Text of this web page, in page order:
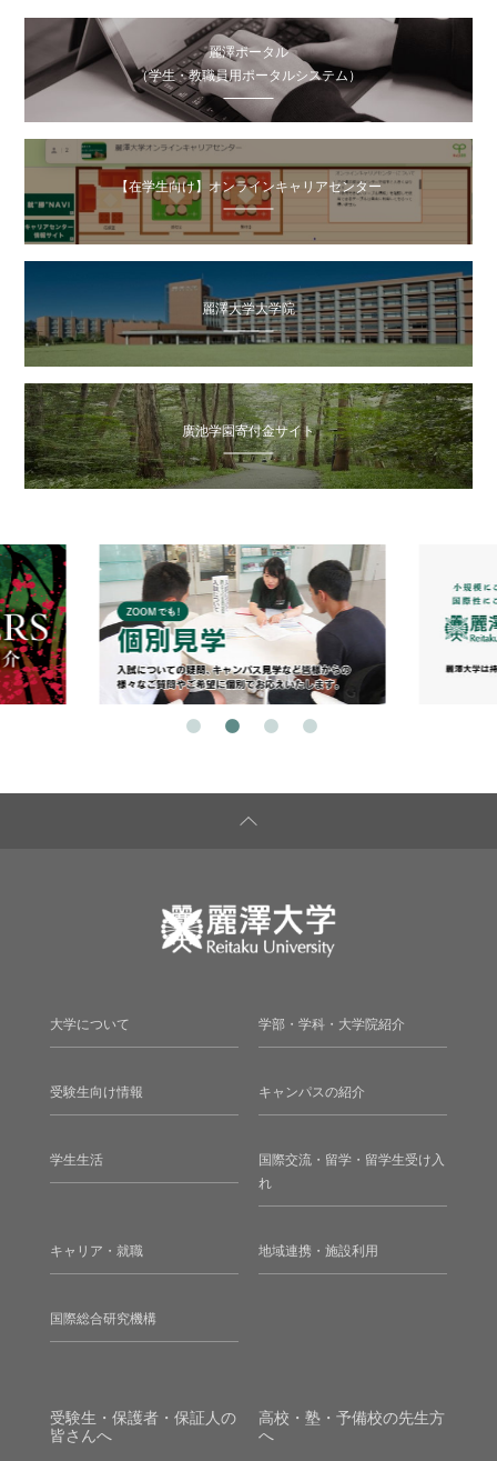
麗澤ポータル
（学生・教職員用ポータルシステム）
【在学生向け】オンラインキャリアセンター
麗澤大学大学院
廣池学園寄付金サイト
大学について 学部・学科・大学院紹介
受験生向け情報 キャンパスの紹介
学生生活
国際交流・留学・留学生受け入
れ
キャリア・就職 地域連携・施設利用
国際総合研究機構
受験生・保護者・保証人の
皆さんへ
高校・塾・予備校の先生方
へ